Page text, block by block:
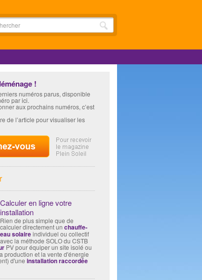
!
numéros parus, disponible
par ici.
aux prochains numéros, c’est
de l’article pour visualiser les
Calculer en ligne votre
installation
Rien de plus simple que de
calculer directement un chauffe-
eau solaireindividuel ou collectif
avec la méthode SOLO du CSTB
PV pour équiper un site isolé ou
production et la vente d'énergie
d'une installation raccordée